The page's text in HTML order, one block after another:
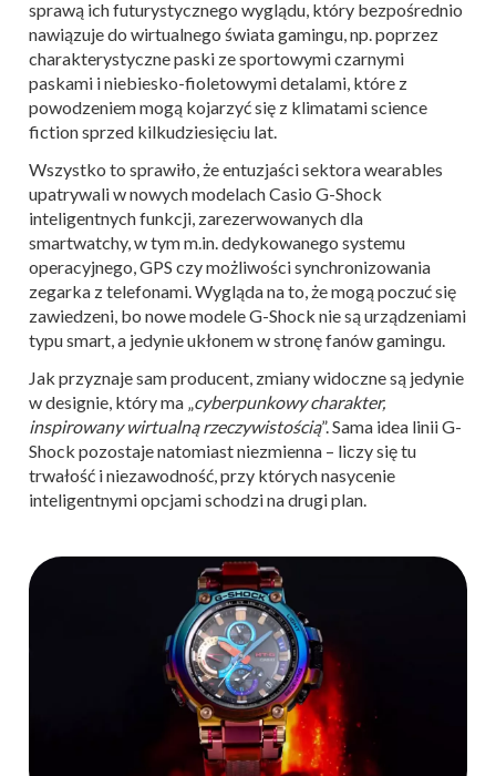
sprawą ich futurystycznego wyglądu, który bezpośrednio
nawiązuje do wirtualnego świata gamingu, np. poprzez
charakterystyczne paski ze sportowymi czarnymi
paskami i niebiesko-fioletowymi detalami, które z
powodzeniem mogą kojarzyć się z klimatami science
fiction sprzed kilkudziesięciu lat.
Wszystko to sprawiło, że entuzjaści sektora wearables
upatrywali w nowych modelach Casio G-Shock
inteligentnych funkcji, zarezerwowanych dla
smartwatchy, w tym m.in. dedykowanego systemu
operacyjnego, GPS czy możliwości synchronizowania
zegarka z telefonami. Wygląda na to, że mogą poczuć się
zawiedzeni, bo nowe modele G-Shock nie są urządzeniami
typu smart, a jedynie ukłonem w stronę fanów gamingu.
Jak przyznaje sam producent, zmiany widoczne są jedynie
w designie, który ma „cyberpunkowy charakter,
inspirowany wirtualną rzeczywistością”. Sama idea linii G-
Shock pozostaje natomiast niezmienna – liczy się tu
trwałość i niezawodność, przy których nasycenie
inteligentnymi opcjami schodzi na drugi plan.